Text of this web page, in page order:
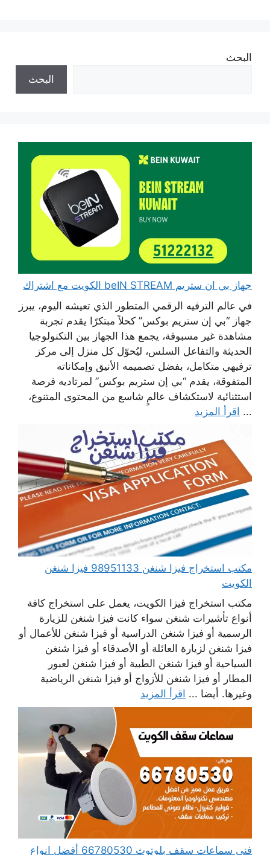
البحث
البحث
جهاز بي ان ستريم beIN STREAM الكويت مع اشتراك
في عالم الترفيه الرقمي المتطور الذي تعيشه اليوم، يبرز
جهاز “بي إن ستريم بوكس” كحلاً مبتكرًا يقدم تجربة
مشاهدة غير مسبوقة، يجمع هذا الجهاز بين التكنولوجيا
الحديثة والتفاعل السلس، ليُحوّل كل منزل إلى مركز
ترفيهي متكامل، بفضل تصميمه الأنيق وإمكاناته
المتفوقة، يقدم “بي إن ستريم بوكس” لمرتاديه فرصة
استثنائية لاستكشاف عالمٍ شاسع من المحتوى المتنوع،
... اقرأ المزيد
مكتب استخراج فيزا شنغن 98951133 فيزا شنغن
الكويت
مكتب استخراج فيزا الكويت، يعمل على استخراج كافة
أنواع تأشيرات شنغن سواء كانت فيزا شنغن للزيارة
الرسمية أو فيزا شنغن الدراسية أو فيزا شنغن للأعمال أو
فيزا شنغن لزيارة العائلة أو الأصدقاء أو فيزا شنغن
السياحية أو فيزا شنغن الطبية أو فيزا شنغن لعبور
المطار أو فيزا شنغن للأزواج أو فيزا شنغن الرياضية
وغيرها. أيضا ... اقرأ المزيد
فني سماعات سقف بلوتوث 66780530 أفضل انواع